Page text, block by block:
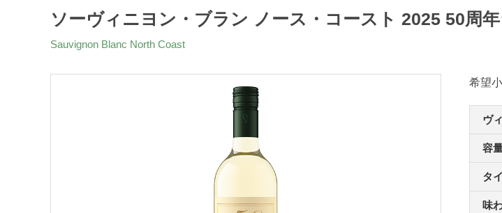
ソーヴィニヨン・ブラン ノース・コースト 2025 50周
Sauvignon Blanc North Coast
希望
ヴ
容
タ
味